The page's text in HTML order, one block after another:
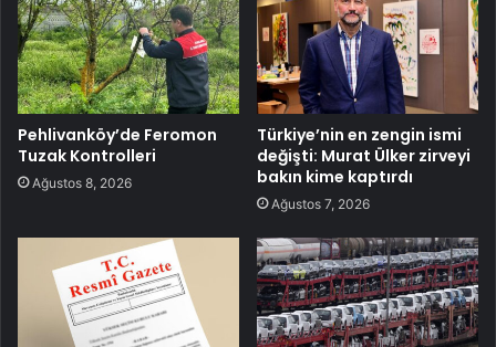
Pehlivanköy’de Feromon
Tuzak Kontrolleri
Ağustos 8, 2026
Türkiye’nin en zengin ismi
değişti: Murat Ülker zirveyi
bakın kime kaptırdı
Ağustos 7, 2026